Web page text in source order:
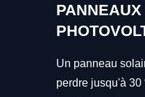
PANNEAUX
Un panneau
perdre jusqu'à